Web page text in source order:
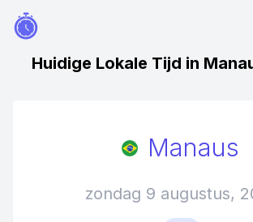
Huidige Lokale Tijd in
Manaus
zondag 9 augustus,